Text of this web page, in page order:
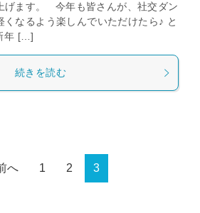
げます。 今年も皆さんが、社交ダン
くなるよう楽しんでいただけたら♪ と
年 […]
続きを読む
へ 1 2 3